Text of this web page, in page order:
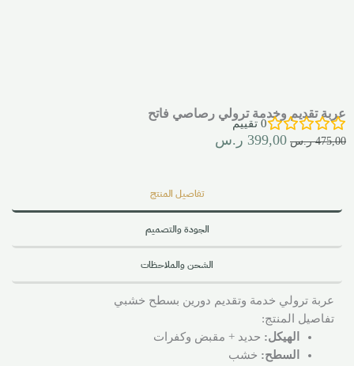
عربة تقديم وخدمة ترولي رصاصي فاتح
0 تقييم
475,00 ر.س 399,00 ر.س
تفاصيل المنتج
الجودة والتصميم
الشحن والملاحظات
عربة ترولي خدمة وتقديم دورين بسطح خشبي
تفاصيل المنتج:
الهيكل: حديد + مقبض وكفرات
السطح: خشب